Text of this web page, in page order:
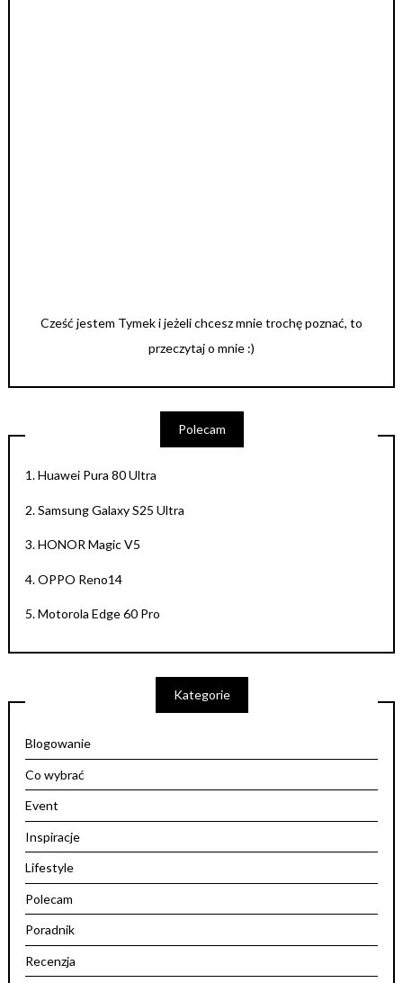
Cześć jestem Tymek i jeżeli chcesz mnie trochę poznać, to
przeczytaj o mnie :)
Polecam
1.Huawei Pura 80 Ultra
2.Samsung Galaxy S25 Ultra
3.HONOR Magic V5
4.OPPO Reno14
5.Motorola Edge 60 Pro
Kategorie
Blogowanie
Co wybrać
Event
Inspiracje
Lifestyle
Polecam
Poradnik
Recenzja